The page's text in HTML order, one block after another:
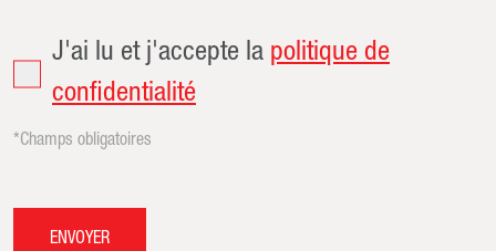
J'ai lu et j'accepte la politique de
confidentialité
*Champs obligatoires
ENVOYER